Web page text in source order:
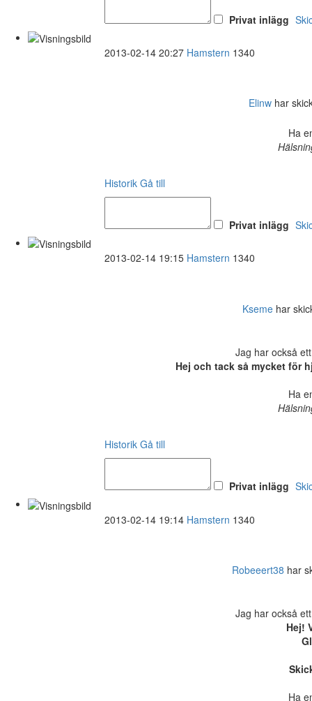
Privat inlägg
2013-02-14 20:27 Hamstern 1340
Elinwhar
Ha
Historik Gå till
Privat inlägg
2013-02-14 19:15 Hamstern 1340
Kseme har
Jag har också
Hej och tack så mycket för
Ha
Historik Gå till
Privat inlägg
2013-02-14 19:14 Hamstern 1340
Robeeert38 har
Jag har också
Hej!
Ha